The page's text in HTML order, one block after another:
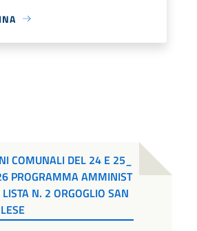
COMUNALI DEL 24 E 25_
PROGRAMMA AMMINIST
N. 2 ORGOGLIO SAN